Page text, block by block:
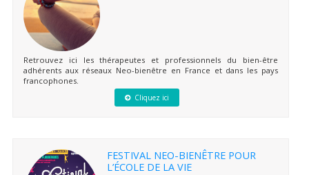
Retrouvez ici les thérapeutes et professionnels du bien-être
adhérents aux réseaux Neo-bienêtre en France et dans les pays
francophones.
Cliquez ici
FESTIVAL NEO-BIENÊTRE POUR
L’ÉCOLE DE LA VIE